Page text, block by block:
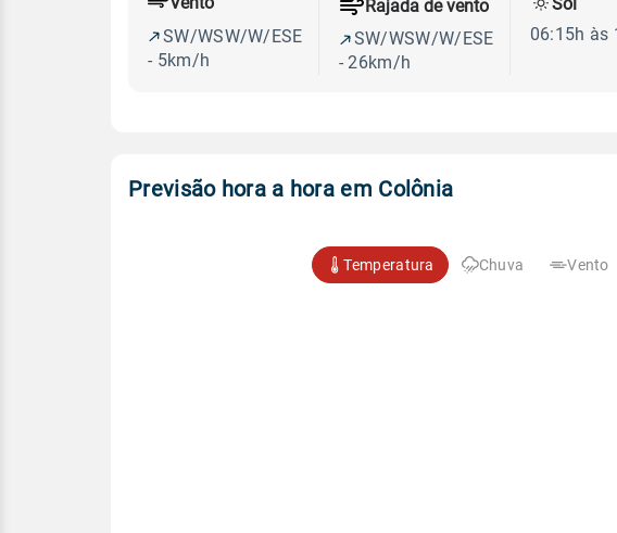
SW/WSW/W/ESE
- 5km/h
Rajada de vento
SW/WSW/W/ESE
- 26km/h
06:15h às
Previsão hora a hora em Colônia
Temperatura Chuva Vento